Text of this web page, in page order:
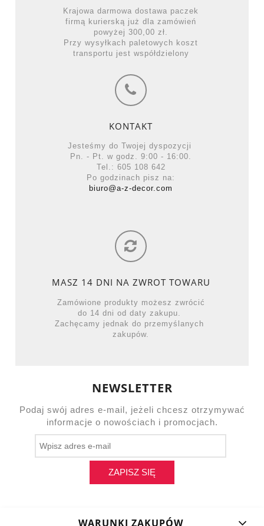
Krajowa darmowa dostawa paczek
firmą kurierską już dla zamówień
powyżej 300,00 zł.
Przy wysyłkach paletowych koszt
transportu jest współdzielony
KONTAKT
Jesteśmy do Twojej dyspozycji
Pn. - Pt. w godz. 9:00 - 16:00.
Tel.: 605 108 642
Po godzinach pisz na:
biuro@a-z-decor.com
MASZ 14 DNI NA ZWROT TOWARU
Zamówione produkty możesz zwrócić
do 14 dni od daty zakupu.
Zachęcamy jednak do przemyślanych
zakupów.
NEWSLETTER
Podaj swój adres e-mail, jeżeli chcesz otrzymywać
informacje o nowościach i promocjach.
ZAPISZ SIĘ
WARUNKI ZAKUPÓW